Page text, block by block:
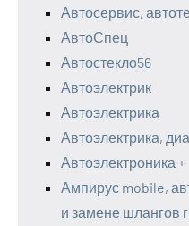
Автосервис,
АвтоСпец
Автостекло56
Автоэлектрик
Автоэлектрика
Автоэлектрика,
Автоэлектроника +
Ампирус mobile,
и замене шлангов